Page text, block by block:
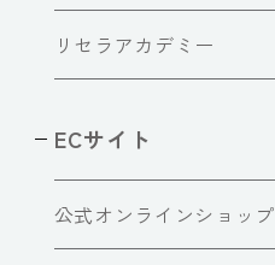
リセラアカデミー
ECサイト
公式オンラインショップ